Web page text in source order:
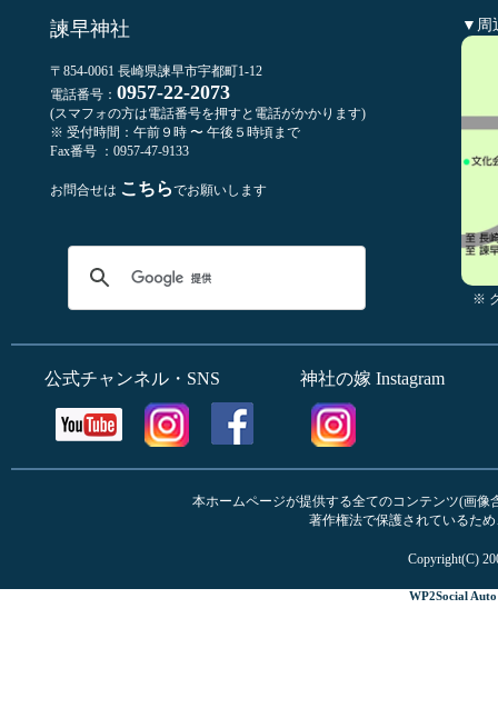
諫早神社
〒854-0061 長崎県諫早市宇都町1-12
電話番号： 0957-22-2073
(スマフォの方は電話番号を押すと電話がかかります)
※ 受付時間：午前９時 〜 午後５時頃まで
Fax番号 ：0957-47-9133
お問合せは こちらでお願いします
▼周
※
公式チャンネル・SNS 神社の嫁 Instagram
本ホームページが提供する全てのコンテンツ(画
著作権法で保護されているた
Copyright(C)
WP2Social